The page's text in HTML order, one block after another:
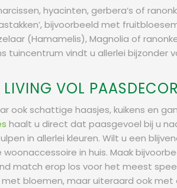
hyacinten, gerbera’s of
bijvoorbeeld met
(Hamamelis), Magnolia of
tuincentrum vindt u allerlei bijzonder
LIVING VOL
ook schattige haasjes, kuikens en
haalt u direct dat paasgevoel bij u
in allerlei kleuren. Wilt u een
in huis. Maak
match erop los voor het meest
bloemen, maar uiteraard ook met